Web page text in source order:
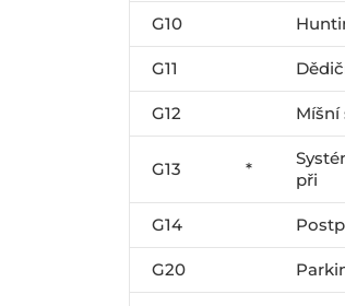
G10
G11
G12 Míšní
G13 *
při
G14
G20